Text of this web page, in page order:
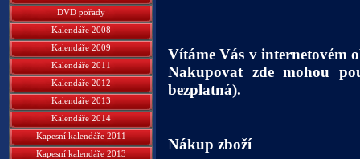
DVD pořady
Kalendáře 2008
Kalendáře 2009
Kalendáře 2011
Kalendáře 2012
Kalendáře 2013
Kalendáře 2014
Kapesní kalendáře 2011
Kapesní kalendáře 2013
Vítáme Vás v internetovém
Nakupovat zde mohou
bezplatná).
Nákup zboží